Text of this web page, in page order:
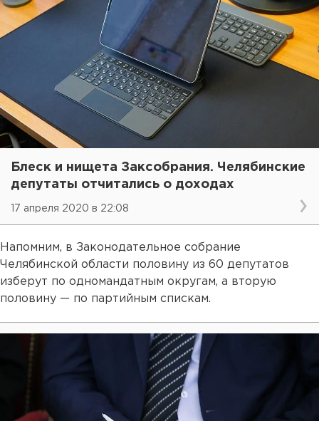
Блеск и нищета Заксобрания. Челябинские
депутаты отчитались о доходах
17 апреля 2020 в 22:08
Напомним, в Законодательное собрание
Челябинской области половину из 60 депутатов
изберут по одномандатным округам, а вторую
половину — по партийным спискам.